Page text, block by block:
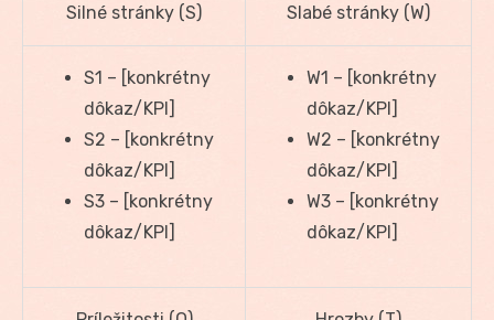
Silné stránky (S) Slabé stránky (W)
S1 – [konkrétny
dôkaz/KPI]
S2 – [konkrétny
dôkaz/KPI]
S3 – [konkrétny
dôkaz/KPI]
W1 – [konkrétny
dôkaz/KPI]
W2 – [konkrétny
dôkaz/KPI]
W3 – [konkrétny
dôkaz/KPI]